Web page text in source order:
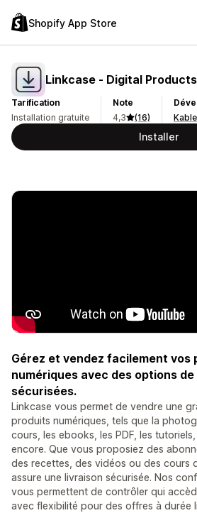
Shopify App Store
Linkcase ‑ Digital Products
Tarification
Installation gratuite
Note
4,3
(16)
Installer
Gérez et vendez facilement vos
numériques avec des options
sécurisées.
Linkcase vous permet de vendre une
produits numériques, tels que la
cours, les ebooks, les PDF, les tutoriels,
encore. Que vous proposiez des
des recettes, des vidéos ou des cours
assure une livraison sécurisée. Nos
vous permettent de contrôler qui
avec flexibilité pour des offres à durée